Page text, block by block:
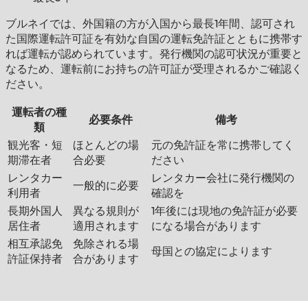
ブルネイでは、外国籍の方が入国から最長1年間、認可され
た国際運転許可証を有効な自国の運転免許証とともに携帯す
れば運転が認められています。発行機関の認可状況が重要と
なるため、運転前にお持ちの許可証が受理されるかご確認く
ださい。
運転者の種
類
必要条件
備考
観光客・短
期滞在者
ほとんどの場
合必要
元の免許証を常に携帯してく
ださい
レンタカー
利用者
一般的に必要
レンタカー会社に発行機関の
確認を
長期外国人
居住者
異なる規則が
適用されます
1年後には現地の免許証が必要
になる場合があります
相互承認免
許証保持者
免除される場
合があります
母国との協定によります